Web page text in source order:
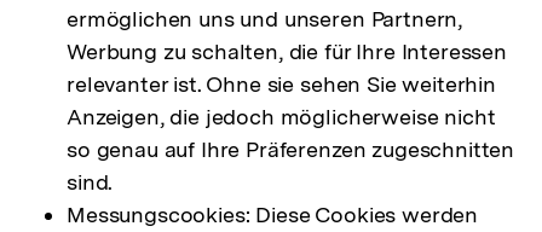
ermöglichen uns und unseren Partnern,
Werbung zu schalten, die für Ihre Interessen
relevanter ist. Ohne sie sehen Sie weiterhin
Anzeigen, die jedoch möglicherweise nicht
so genau auf Ihre Präferenzen zugeschnitten
sind.
Messungscookies: Diese Cookies werden